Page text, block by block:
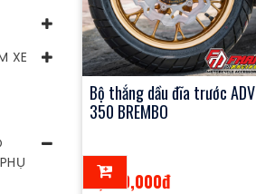
XE
Bộ thắng dầu đĩa trước ADV
350 BREMBO
2,000,000đ